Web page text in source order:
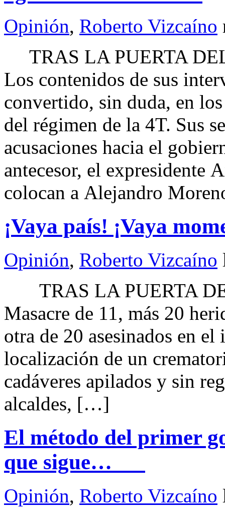
Opinión, Roberto Vizcaíno
TRAS LA PUERTA
Los contenidos de sus
convertido, sin duda, en
del régimen de la 4T. Sus
acusaciones hacia el
antecesor, el expresidente
colocan a Alejandro
¡Vaya país! ¡Vaya
Opinión, Roberto Vizcaíno
TRAS LA PUERTA
Masacre de 11, más 20
otra de 20 asesinados en
localización de un
cadáveres apilados y sin
alcaldes, […]
El método del primer
que sigue…
Opinión, Roberto Vizcaíno